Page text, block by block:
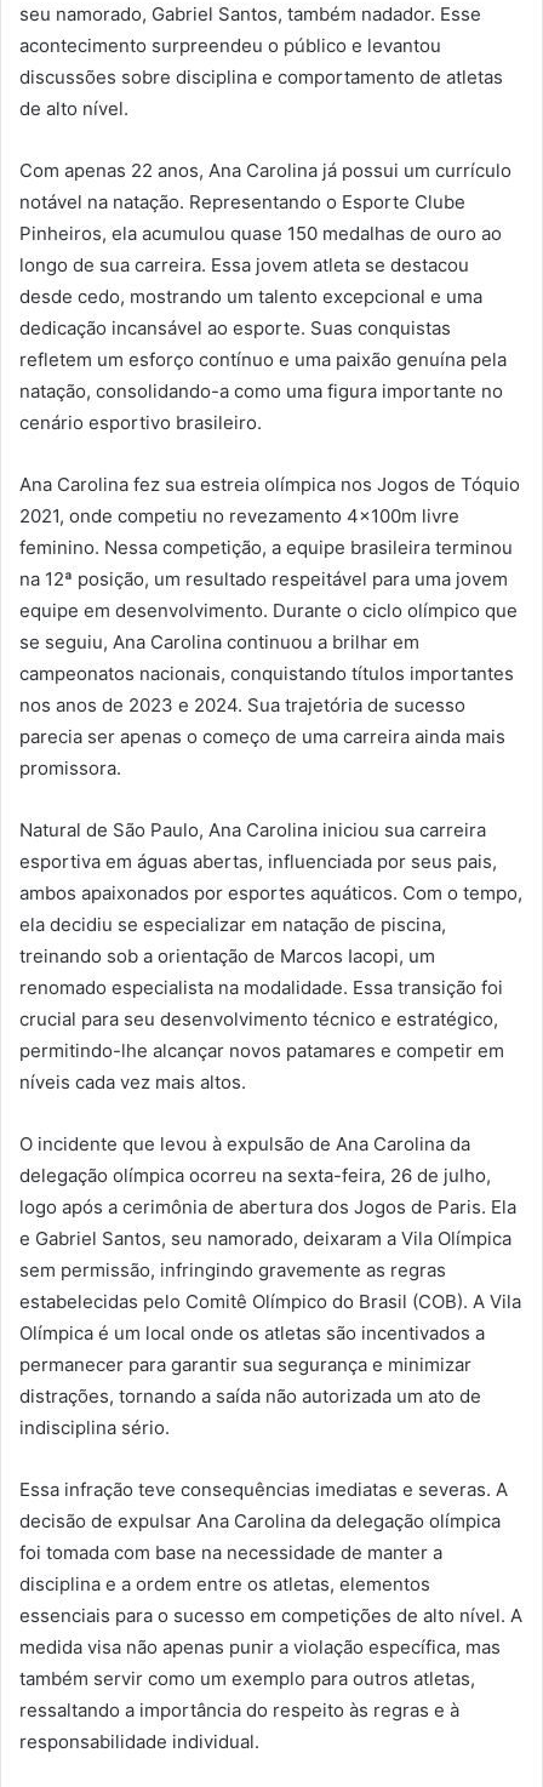
seu namorado, Gabriel Santos, também nadador. Esse
acontecimento surpreendeu o público e levantou
discussões sobre disciplina e comportamento de atletas
de alto nível.
Com apenas 22 anos, Ana Carolina já possui um currículo
notável na natação. Representando o Esporte Clube
Pinheiros, ela acumulou quase 150 medalhas de ouro ao
longo de sua carreira. Essa jovem atleta se destacou
desde cedo, mostrando um talento excepcional e uma
dedicação incansável ao esporte. Suas conquistas
refletem um esforço contínuo e uma paixão genuína pela
natação, consolidando-a como uma figura importante no
cenário esportivo brasileiro.
Ana Carolina fez sua estreia olímpica nos Jogos de Tóquio
2021, onde competiu no revezamento 4x100m livre
feminino. Nessa competição, a equipe brasileira terminou
na 12ª posição, um resultado respeitável para uma jovem
equipe em desenvolvimento. Durante o ciclo olímpico que
se seguiu, Ana Carolina continuou a brilhar em
campeonatos nacionais, conquistando títulos importantes
nos anos de 2023 e 2024. Sua trajetória de sucesso
parecia ser apenas o começo de uma carreira ainda mais
promissora.
Natural de São Paulo, Ana Carolina iniciou sua carreira
esportiva em águas abertas, influenciada por seus pais,
ambos apaixonados por esportes aquáticos. Com o tempo,
ela decidiu se especializar em natação de piscina,
treinando sob a orientação de Marcos Iacopi, um
renomado especialista na modalidade. Essa transição foi
crucial para seu desenvolvimento técnico e estratégico,
permitindo-lhe alcançar novos patamares e competir em
níveis cada vez mais altos.
O incidente que levou à expulsão de Ana Carolina da
delegação olímpica ocorreu na sexta-feira, 26 de julho,
logo após a cerimônia de abertura dos Jogos de Paris. Ela
e Gabriel Santos, seu namorado, deixaram a Vila Olímpica
sem permissão, infringindo gravemente as regras
estabelecidas pelo Comitê Olímpico do Brasil (COB). A Vila
Olímpica é um local onde os atletas são incentivados a
permanecer para garantir sua segurança e minimizar
distrações, tornando a saída não autorizada um ato de
indisciplina sério.
Essa infração teve consequências imediatas e severas. A
decisão de expulsar Ana Carolina da delegação olímpica
foi tomada com base na necessidade de manter a
disciplina e a ordem entre os atletas, elementos
essenciais para o sucesso em competições de alto nível. A
medida visa não apenas punir a violação específica, mas
também servir como um exemplo para outros atletas,
ressaltando a importância do respeito às regras e à
responsabilidade individual.